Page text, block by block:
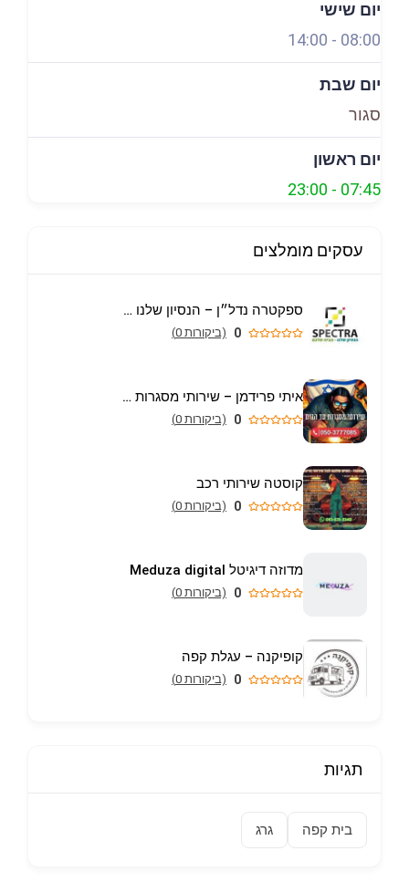
יום שישי
08:00
-
14:00
יום שבת
סגור
יום ראשון
07:45
-
23:00
עסקים מומלצים
ספקטרה נדל״ן – הנסיון שלנו הבית שלכם
0 (ביקורות 0)
איתי פרידמן – שירותי מסגרות וריתוך עד הבית באריאל
0 (ביקורות 0)
קוסטה שירותי רכב
0 (ביקורות 0)
מדוזה דיגיטל Meduza digital
0 (ביקורות 0)
קופיקנה – עגלת קפה
0 (ביקורות 0)
תגיות
בית קפה גרג